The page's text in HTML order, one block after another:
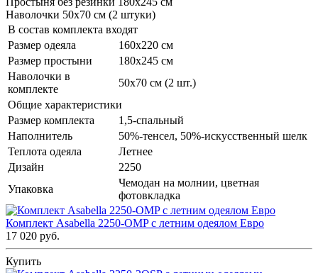
Наволочки 50х70 см (2 штуки)
В состав комплекта входят
Размер одеяла
160х220 см
Размер простыни
180х245 см
Наволочки в
комплекте
50х70 см (2 шт.)
Общие характеристики
Размер комплекта
1,5-спальный
Наполнитель
50%-тенсел, 50%-искусственный шелк
Теплота одеяла
Летнее
Дизайн
2250
Упаковка
Чемодан на молнии, цветная
фотовкладка
Комплект Asabella 2250-OMP с летним одеялом Евро
17 020 руб.
Купить